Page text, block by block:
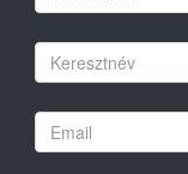
Vezetéknév
Email
cím